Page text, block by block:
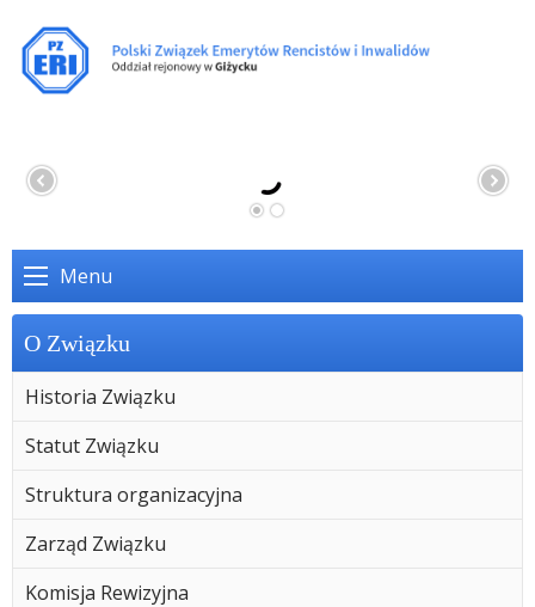
Menu
O Związku
Historia Związku
Statut Związku
Struktura organizacyjna
Zarząd Związku
Komisja Rewizyjna